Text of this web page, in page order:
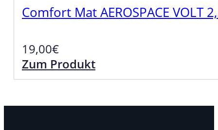
Comfort Mat AEROSPACE VOLT
19,00€
Zum Produkt